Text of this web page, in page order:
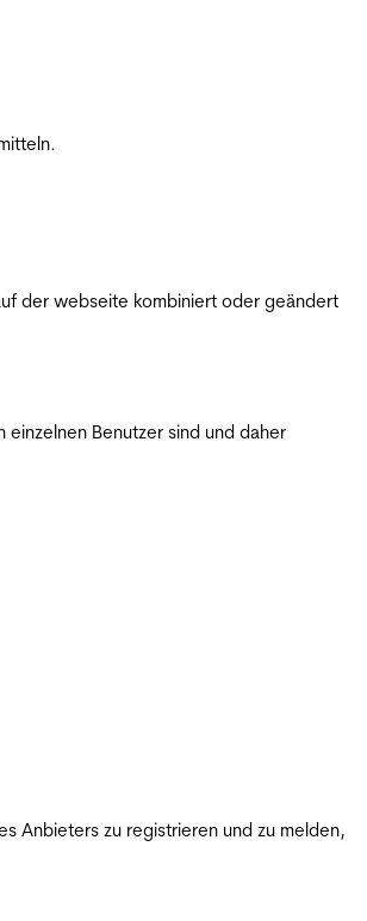
der webseite kombiniert oder geändert
Benutzer sind und daher
Anbieters zu registrieren und zu melden,